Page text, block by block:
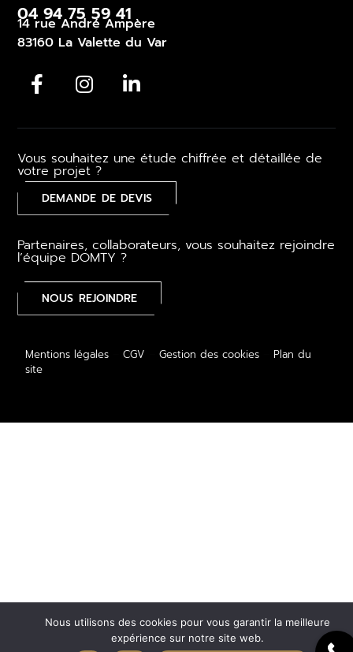
04 94 75 59 41
14 rue André Ampère
83160 La Valette du Var
Vous souhaitez une étude chiffrée et détaillée de
votre projet ?
DEMANDE DE DEVIS
Mentions légales –CGV –Gestion des cookies –Plan du
site
Partenaires, collaborateurs, vous souhaitez rejoindre
l’équipe DOMTY ?
NOUS REJOINDRE
Nous utilisons des cookies pour vous garantir la meilleure
expérience sur notre site web.